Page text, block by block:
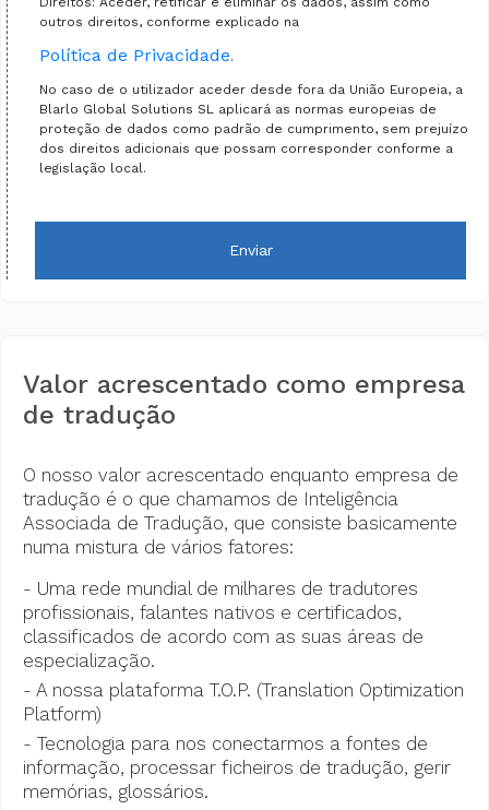
outros direitos, conforme explicado na
Política de Privacidade.
No caso de o utilizador aceder desde fora da União Europeia, a
Blarlo Global Solutions SL aplicará as normas europeias de
proteção de dados como padrão de cumprimento, sem prejuízo
dos direitos adicionais que possam corresponder conforme a
legislação local.
Enviar
Valor acrescentado como empresa
de tradução
O nosso valor acrescentado enquanto empresa de
tradução é o que chamamos de Inteligência
Associada de Tradução, que consiste basicamente
numa mistura de vários fatores:
- Uma rede mundial de milhares de tradutores
profissionais, falantes nativos e certificados,
classificados de acordo com as suas áreas de
especialização.
- A nossa plataforma T.O.P. (Translation Optimization
Platform)
- Tecnologia para nos conectarmos a fontes de
informação, processar ficheiros de tradução, gerir
memórias, glossários.